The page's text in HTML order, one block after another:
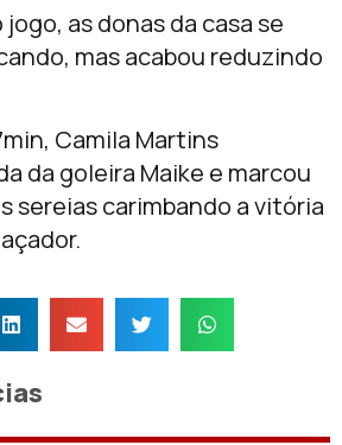
as donas da casa se
mas acabou reduzindo
Camila Martins
da goleira Maike e marcou
sereias carimbando a vitória